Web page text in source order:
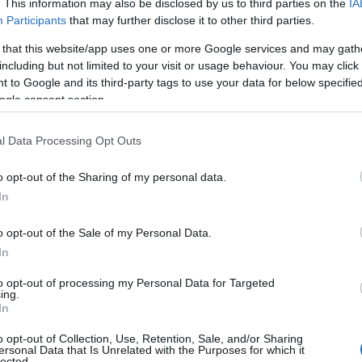
This information may also be disclosed by us to third parties on the
Participants that may further disclose it to other third parties.
that this website/app uses one or more Google services and may
but not limited to your visit or usage behaviour. You may
to Google and its third-party tags to use your data for below
consent section.
Data Processing Opt Outs
opt-out of the Sharing of my personal data.
opt-out of the Sale of my Personal Data.
opt-out of processing my Personal Data for Targeted
opt-out of Collection, Use, Retention, Sale, and/or Sharing
Data that Is Unrelated with the Purposes for which it
válságból sem
döntésünk azonban az lesz, hogy
zöld nyomulásnak, és el tudjuk-e
a klíma) ürügyén totálisan átszabjuk
vagy más jól hangzó frázisok
El tudjuk-e kerülni, hogy belesétáljunk
a profit” velejéig hazug csapdájába,
persze, aki egyáltalán nem akar vitát az
kontrollvesztéstől. Angela Merkel